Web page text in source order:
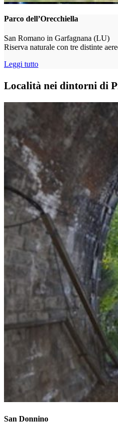
Parco dell’Orecchiella
San Romano in Garfagnana (LU)
Riserva naturale con tre distinte
Leggi tutto
Località nei dintorni di
San Donnino